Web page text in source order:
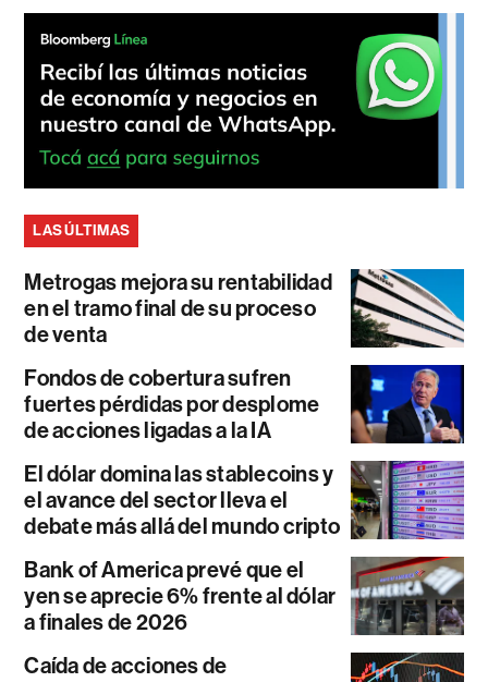
LAS ÚLTIMAS
Metrogas mejora su rentabilidad
en el tramo final de su proceso
de venta
Fondos de cobertura sufren
fuertes pérdidas por desplome
de acciones ligadas a la IA
El dólar domina las stablecoins y
el avance del sector lleva el
debate más allá del mundo cripto
Bank of America prevé que el
yen se aprecie 6% frente al dólar
a finales de 2026
Caída de acciones de